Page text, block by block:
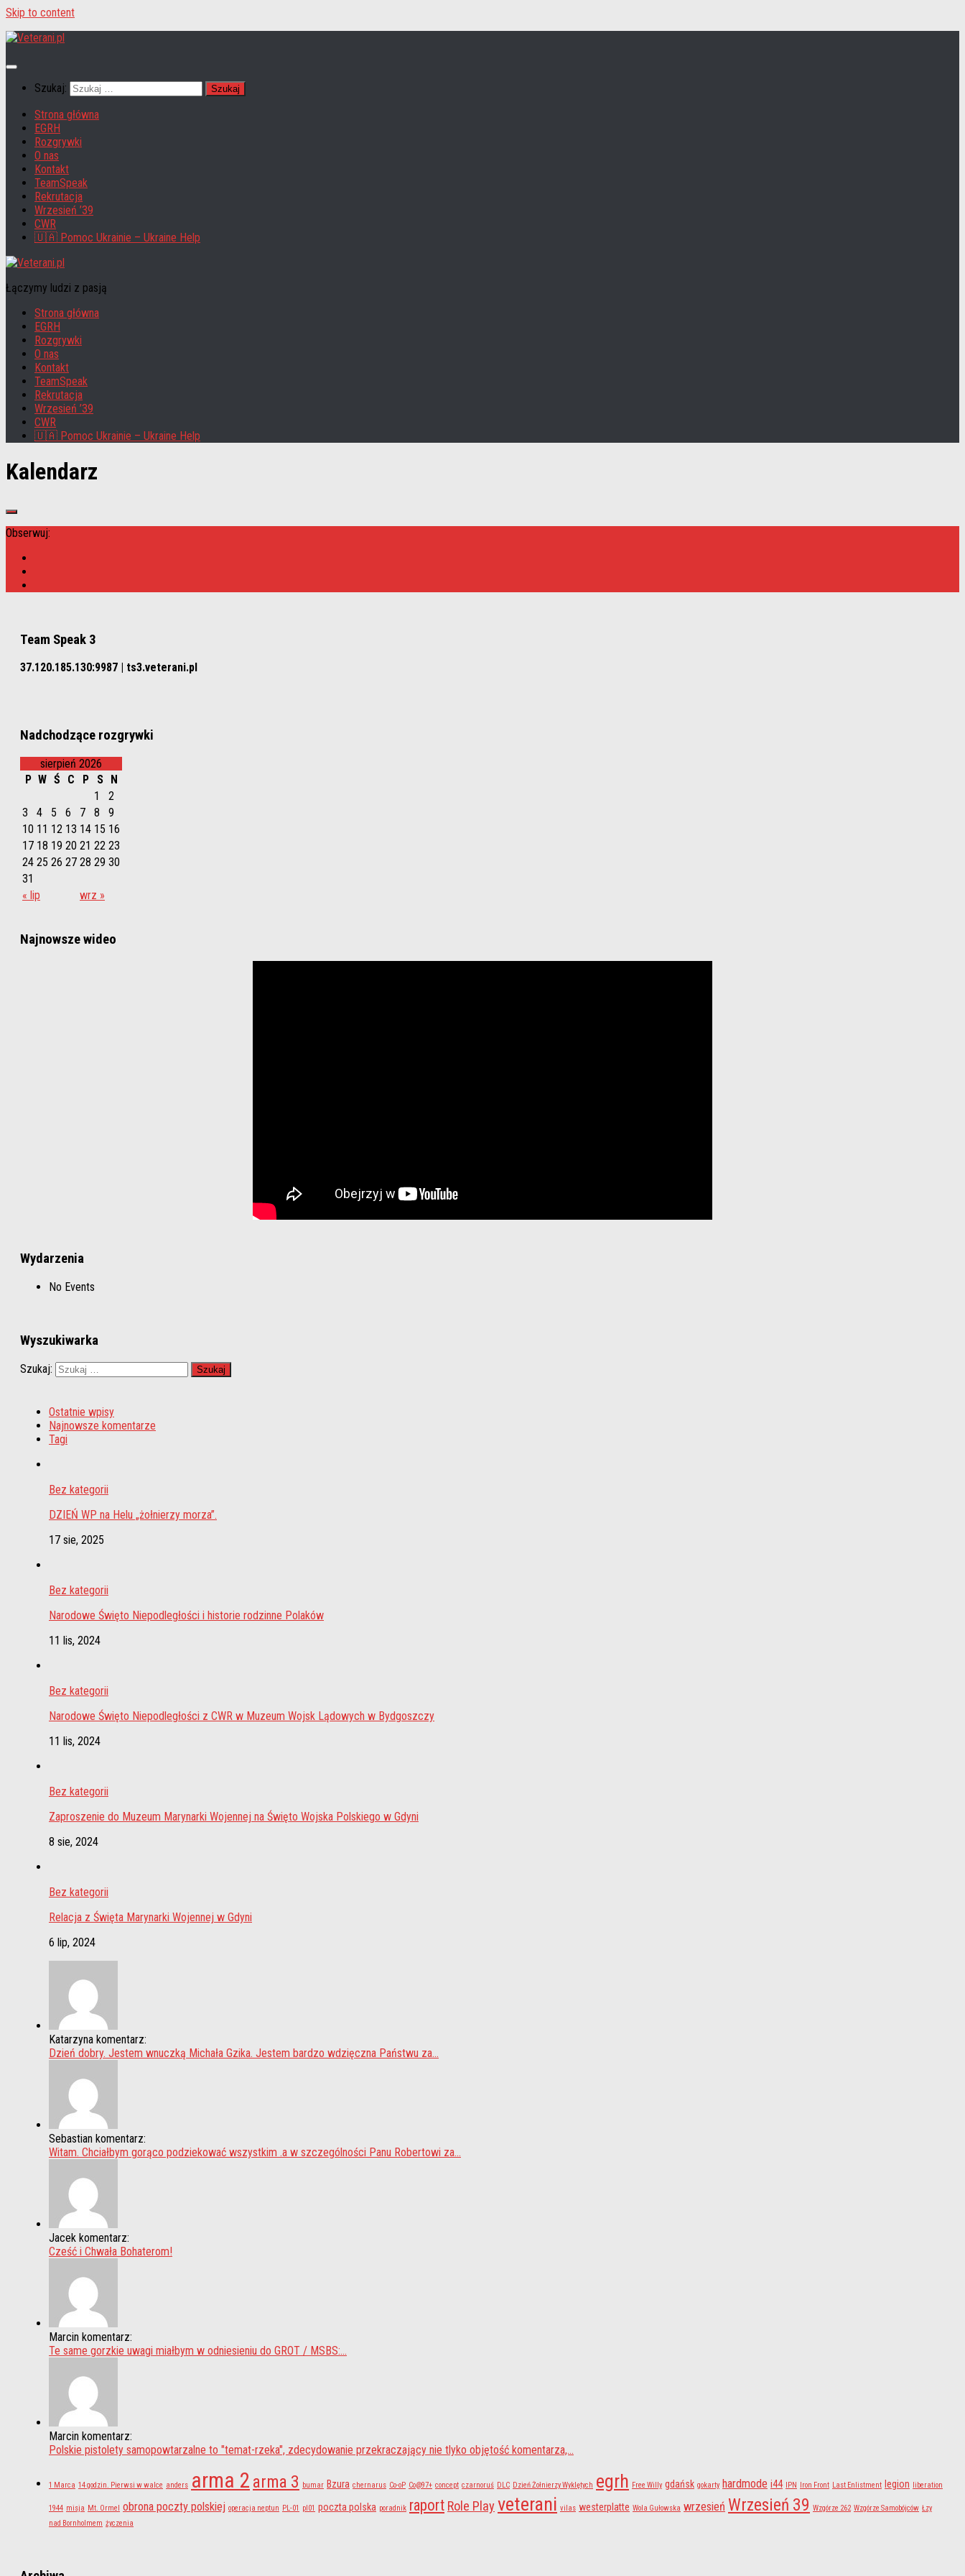
Skip to content
Szukaj:
Strona główna
EGRH
Rozgrywki
O nas
Kontakt
TeamSpeak
Rekrutacja
Wrzesień ’39
CWR
🇺🇦 Pomoc Ukrainie – Ukraine Help
Łączymy ludzi z pasją
Strona główna
EGRH
Rozgrywki
O nas
Kontakt
TeamSpeak
Rekrutacja
Wrzesień ’39
CWR
🇺🇦 Pomoc Ukrainie – Ukraine Help
Kalendarz
Obserwuj:
Team Speak 3
37.120.185.130:9987 | ts3.veterani.pl
Nadchodzące rozgrywki
sierpień 2026
P W Ś C P S
N
1
2
3
4 5 6 7 8
9
10 11 12 13 14 15 16
17 18 19 20 21 22 23
24 25 26 27 28 29 30
31
« lip
wrz »
Najnowsze wideo
Wydarzenia
No Events
Wyszukiwarka
Szukaj:
Ostatnie wpisy
Najnowsze komentarze
Tagi
Bez kategorii
DZIEŃ WP na Helu „żołnierzy morza”.
17 sie, 2025
Bez kategorii
Narodowe Święto Niepodległości i historie rodzinne Polaków
11 lis, 2024
Bez kategorii
Narodowe Święto Niepodległości z CWR w Muzeum Wojsk Lądowych w Bydgoszczy
11 lis, 2024
Bez kategorii
Zaproszenie do Muzeum Marynarki Wojennej na Święto Wojska Polskiego w Gdyni
8 sie, 2024
Bez kategorii
Relacja z Święta Marynarki Wojennej w Gdyni
6 lip, 2024
Katarzyna komentarz:
Dzień dobry. Jestem wnuczką Michała Gzika. Jestem bardzo wdzięczna Państwu za...
Sebastian komentarz:
Witam. Chciałbym gorąco podziekować wszystkim .a w szczególności Panu Robertowi za...
Jacek komentarz:
Cześć i Chwała Bohaterom!
Marcin komentarz:
Te same gorzkie uwagi miałbym w odniesieniu do GROT / MSBS:...
Marcin komentarz:
Polskie pistolety samopowtarzalne to "temat-rzeka", zdecydowanie przekraczający nie tlyko objętość komentarza,...
1 Marca 14 godzin. Pierwsi w walce anders arma 2 arma 3 bumar Bzura chernarus Co-oP Co@97+ concept czarnoruś DLC Dzień Żołnierzy Wyklętych egrh Free Willy gdańsk gokarty hardmode i44 IPN Iron Front Last Enlistment legion liberation
1944 misja Mt. Ormel obrona poczty polskiej operacja neptun PL-01 pl01 poczta polska poradnik raport Role Playveterani vilas westerplatte Wola Gułowska wrzesień Wrzesień 39 Wzgórze 262 Wzgórze Samobójców Łzy
nad Bornholmem życzenia